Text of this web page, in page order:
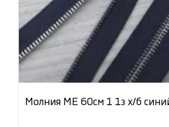
Молния МЕ 60см 1 1з х/б